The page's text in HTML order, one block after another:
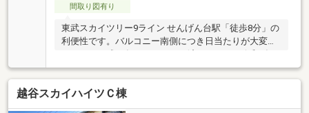
間取り図有り
東武スカイツリー9ライン せんげん台駅「徒歩8分」の
利便性です。バルコニー南側につき日当たりが大変良
月にクロス張替え並びにハウスクリーニング実施予定
です。高齢者も安心な一部バリアフリー仕様。是非一
度現地内覧にお越しください。お問合せをお待ちして
おります。「エステート白馬が選ばれるポイント」■
越谷スカイハイツＣ棟